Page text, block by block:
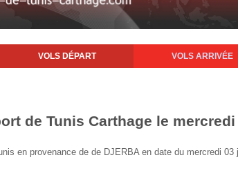
VOLS DÉPART VOLS ARRIVÉE
de Tunis Carthage le
en provenance de de DJERBA en date du mercredi 03